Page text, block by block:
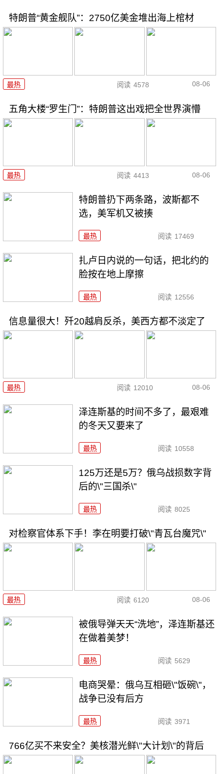
特朗普“黄金舰队”：2750亿美金堆出海上棺材
最热 阅读 4578 08-06
五角大楼“罗生门”：特朗普这出戏把全世界演懵
最热 阅读 4413 08-06
特朗普扔下两条路，波斯都不
选，美军机又被揍
最热 阅读 17469
扎卢日内说的一句话，把北约的
脸按在地上摩擦
最热 阅读 12556
信息量很大！歼20越肩反杀，美西方都不淡定了
最热 阅读 12010 08-06
泽连斯基的时间不多了，最艰难
的冬天又要来了
最热 阅读 10558
125万还是5万？俄乌战损数字背
后的\"三国杀\"
最热 阅读 8025
对检察官体系下手！李在明要打破\"青瓦台魔咒\"
最热 阅读 6120 08-06
被俄导弹天天“洗地”，泽连斯基还
在做着美梦！
最热 阅读 5629
电商哭晕：俄乌互相砸\"饭碗\"，
战争已没有后方
最热 阅读 3971
766亿买不来安全？美核潜光鲜\"大计划\"的背后